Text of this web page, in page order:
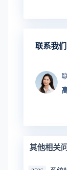
联系我们
其他相关